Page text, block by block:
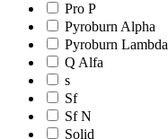
Pro Р
Pyroburn Alpha
Pyroburn Lambda
Q Alfa
s
Sf
Sf N
Solid